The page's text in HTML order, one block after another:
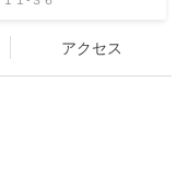
アクセス